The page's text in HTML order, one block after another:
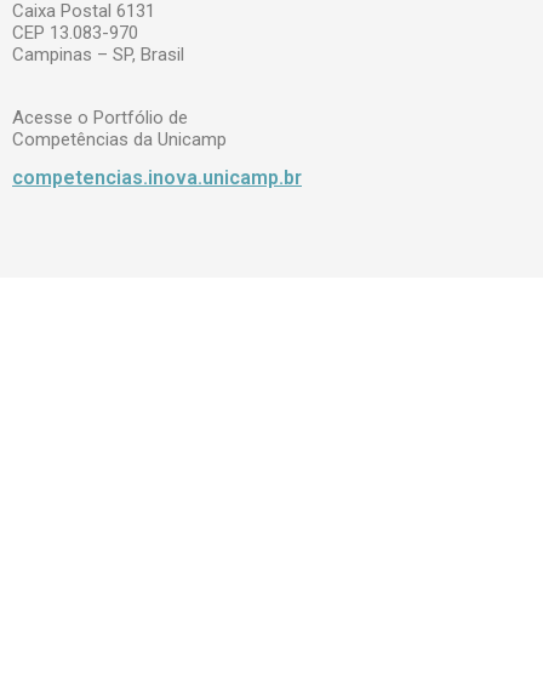
Caixa Postal 6131
CEP 13.083-970
Campinas – SP, Brasil
Acesse o Portfólio de
Competências da Unicamp
competencias.inova.unicamp.br